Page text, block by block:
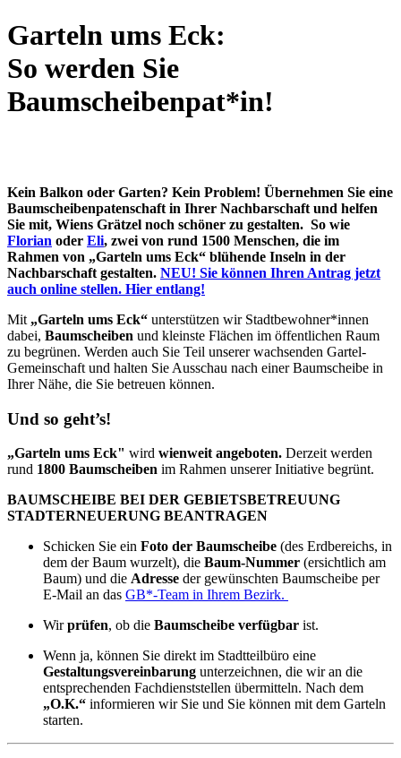
Garteln ums Eck:
So werden Sie
Baumscheibenpat*in!
Kein Balkon oder Garten? Kein Problem! Übernehmen Sie eine
Baumscheibenpatenschaft in Ihrer Nachbarschaft und helfen
Sie mit, Wiens Grätzel noch schöner zu gestalten. So wie
Florian oder Eli, zwei von rund 1500 Menschen, die im
Rahmen von „Garteln ums Eck“ blühende Inseln in der
Nachbarschaft gestalten. NEU! Sie können Ihren Antrag jetzt
auch online stellen. Hier entlang!
Mit „Garteln ums Eck“ unterstützen wir Stadtbewohner*innen
dabei, Baumscheiben und kleinste Flächen im öffentlichen Raum
zu begrünen. Werden auch Sie Teil unserer wachsenden Gartel-
Gemeinschaft und halten Sie Ausschau nach einer Baumscheibe in
Ihrer Nähe, die Sie betreuen können.
Und so geht’s!
„Garteln ums Eck" wird wienweit angeboten. Derzeit werden
rund 1800 Baumscheiben im Rahmen unserer Initiative begrünt.
BAUMSCHEIBE BEI DER GEBIETSBETREUUNG
STADTERNEUERUNG BEANTRAGEN
Schicken Sie ein Foto der Baumscheibe (des Erdbereichs, in
dem der Baum wurzelt), die Baum-Nummer (ersichtlich am
Baum) und die Adresse der gewünschten Baumscheibe per
E-Mail an das GB*-Team in Ihrem Bezirk.
Wirprüfen, ob die Baumscheibe verfügbar ist.
Wenn ja, können Sie direkt im Stadtteilbüro eine
Gestaltungsvereinbarung unterzeichnen, die wir an die
entsprechenden Fachdienststellen übermitteln. Nach dem
„O.K.“ informieren wir Sie und Sie können mit dem Garteln
starten.